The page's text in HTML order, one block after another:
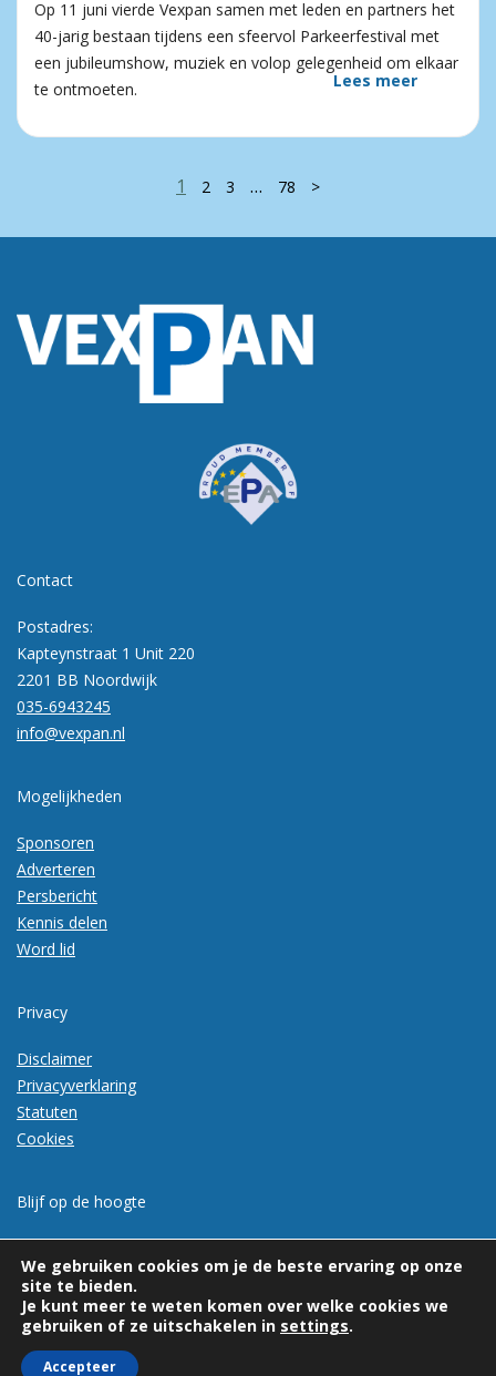
Op 11 juni vierde Vexpan samen met leden en partners het
40-jarig bestaan tijdens een sfeervol Parkeerfestival met
een jubileumshow, muziek en volop gelegenheid om elkaar
te ontmoeten.
Lees meer
1 2 3 … 78 >
Contact
Postadres:
Kapteynstraat 1 Unit 220
2201 BB Noordwijk
035-6943245
info@vexpan.nl
Mogelijkheden
Sponsoren
Adverteren
Persbericht
Kennis delen
Word lid
Privacy
Disclaimer
Privacyverklaring
Statuten
Cookies
Blijf op de hoogte
We gebruiken cookies om je de beste ervaring op onze
site te bieden.
Je kunt meer te weten komen over welke cookies we
gebruiken of ze uitschakelen in settings.
Accepteer